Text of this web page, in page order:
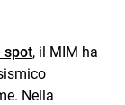
spot, il MIM ha
Nella